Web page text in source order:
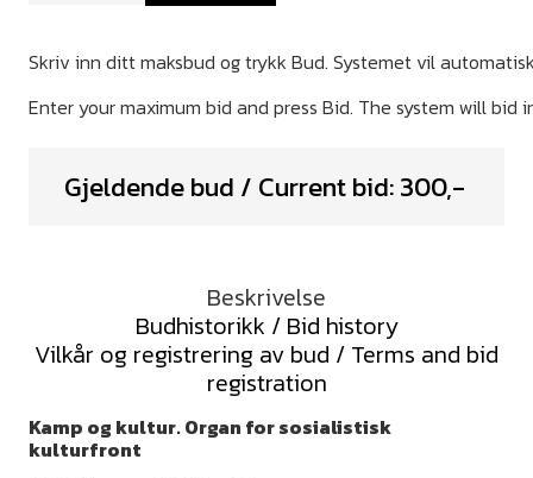
Gjeldende bud / Current bid:300,-
Beskrivelse
Budhistorikk / Bid history
Vilkår og registrering av bud / Terms and bid
registration
Kamp og kultur. Organ for sosialistisk
kulturfront